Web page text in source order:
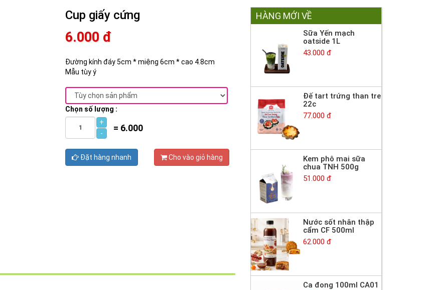
Cup giấy cứng
6.000 đ
Đường kính đáy 5cm * miệng 6cm * cao 4.8cm
Mẫu tùy ý
Chọn số lượng :
+
-
= 6.000
Đặt hàng nhanh Cho vào giỏ hàng
HÀNG MỚI VỀ
Sữa Yến mạch
oatside 1L
43.000 đ
Đế tart trứng than tre
22c
77.000 đ
Kem phô mai sữa
chua TNH 500g
51.000 đ
Nước sốt nhân thập
cẩm CF 500ml
62.000 đ
Ca đong 100ml CA01